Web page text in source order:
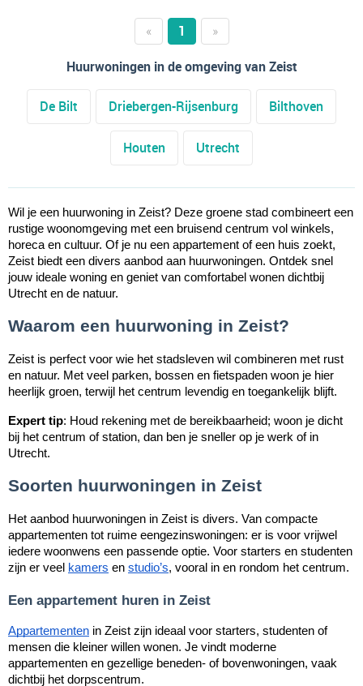
« 1
»
Huurwoningen in de omgeving van Zeist
De Bilt Driebergen-Rijsenburg Bilthoven
Houten Utrecht
Wil je een huurwoning in Zeist? Deze groene stad combineert een
rustige woonomgeving met een bruisend centrum vol winkels,
horeca en cultuur. Of je nu een appartement of een huis zoekt,
Zeist biedt een divers aanbod aan huurwoningen. Ontdek snel
jouw ideale woning en geniet van comfortabel wonen dichtbij
Utrecht en de natuur.
Waarom een huurwoning in Zeist?
Zeist is perfect voor wie het stadsleven wil combineren met rust
en natuur. Met veel parken, bossen en fietspaden woon je hier
heerlijk groen, terwijl het centrum levendig en toegankelijk blijft.
Expert tip: Houd rekening met de bereikbaarheid; woon je dicht
bij het centrum of station, dan ben je sneller op je werk of in
Utrecht.
Soorten huurwoningen in Zeist
Het aanbod huurwoningen in Zeist is divers. Van compacte
appartementen tot ruime eengezinswoningen: er is voor vrijwel
iedere woonwens een passende optie. Voor starters en studenten
zijn er veel kamers en studio’s, vooral in en rondom het centrum.
Een appartement huren in Zeist
Appartementen in Zeist zijn ideaal voor starters, studenten of
mensen die kleiner willen wonen. Je vindt moderne
appartementen en gezellige beneden- of bovenwoningen, vaak
dichtbij het dorpscentrum.